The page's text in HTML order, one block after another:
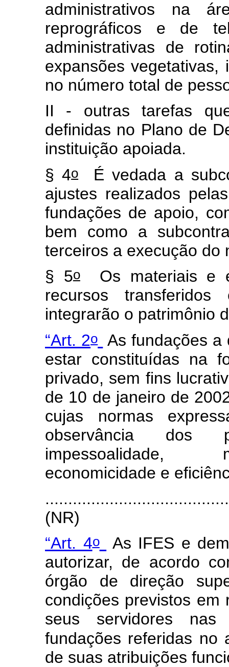
administrativos na
reprográficos e de
administrativas de
expansões
no número total de
II - outras tarefas
definidas no Plano de
instituição apoiada.
§ 4oÉ vedada a
ajustes realizados
fundações de apoio,
bem como a
terceiros a execução
§ 5oOs materiais e
recursos
integrarão o patrimônio
“Art. 2o
As fundações
estar constituídas na
privado, sem fins
de 10 de janeiro de
cujas normas
observância dos
impessoalidade,
economicidade e
(NR)
“Art. 4o
As IFES e
autorizar, de acordo
órgão de direção
condições previstos em
seus servidores nas
fundações referidas no
de suas atribuições